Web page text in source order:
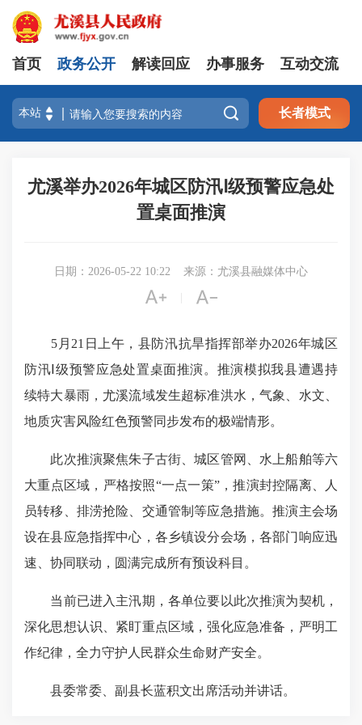
首页 政务公开 解读回应 办事服务 互动交流
 长者模式
尤溪举办2026年城区防汛Ⅰ级预警应急处
置桌面推演
日期：2026-05-22 10:22 来源：尤溪县融媒体中心
 
5月21日上午，县防汛抗旱指挥部举办2026年城区
防汛Ⅰ级预警应急处置桌面推演。推演模拟我县遭遇持
续特大暴雨，尤溪流域发生超标准洪水，气象、水文、
地质灾害风险红色预警同步发布的极端情形。
此次推演聚焦朱子古街、城区管网、水上船舶等六
大重点区域，严格按照“一点一策”，推演封控隔离、人
员转移、排涝抢险、交通管制等应急措施。推演主会场
设在县应急指挥中心，各乡镇设分会场，各部门响应迅
速、协同联动，圆满完成所有预设科目。
当前已进入主汛期，各单位要以此次推演为契机，
深化思想认识、紧盯重点区域，强化应急准备，严明工
作纪律，全力守护人民群众生命财产安全。
县委常委、副县长蓝积文出席活动并讲话。